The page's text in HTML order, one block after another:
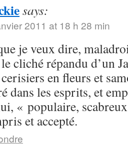
says:
2011 at 18 h 28 min
je veux dire,
cliché répandu d’un
en fleurs et
dans les esprits, et
« populaire,
et accepté.